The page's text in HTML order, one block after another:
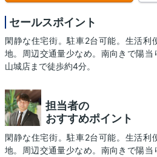
セールスポイント
閑静な住宅街。駐車2台可能。生活利
地。周辺交通量少なめ。南向きで陽
山城店まで徒歩約4分。
担当者の
おすすめポイント
閑静な住宅街。駐車2台可能。生活利
地。周辺交通量少なめ。南向きで陽